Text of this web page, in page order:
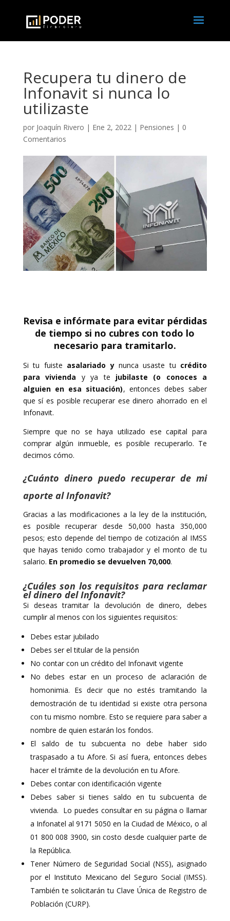
Recupera tu dinero de
Infonavit si nunca lo
utilizaste
por Joaquín Rivero | Ene 2, 2022| Pensiones | 0
Comentarios
Revisa e infórmate para evitar pérdidas
de tiempo si no cubres con todo lo
necesario para tramitarlo.
Si tu fuiste asalariado y nunca usaste tu crédito
para vivienda
y ya te
jubilaste (o conoces a
alguien en esa situación), entonces debes saber
que sí es posible recuperar ese dinero ahorrado en el
Infonavit.
Siempre que no se haya utilizado ese capital para
comprar algún inmueble, es posible recuperarlo. Te
decimos cómo.
¿Cuánto dinero puedo recuperar de mi
aporte al Infonavit?
Gracias a las modificaciones a la ley de la institución,
es posible recuperar desde 50,000 hasta 350,000
pesos; esto depende del tiempo de cotización al IMSS
que hayas tenido como trabajador y el monto de tu
salario. En promedio se devuelven 70,000.
¿Cuáles son los requisitos para reclamar
el dinero del Infonavit?
Si deseas tramitar la devolución de dinero, debes
cumplir al menos con los siguientes requisitos:
Debes estar jubilado
Debes ser el titular de la pensión
No contar con un crédito del Infonavit vigente
No debes estar en un proceso de aclaración de
homonimia. Es decir que no estés tramitando la
demostración de tu identidad si existe otra persona
con tu mismo nombre. Esto se requiere para saber a
nombre de quien estarán los fondos.
El saldo de tu subcuenta no debe haber sido
traspasado a tu Afore. Si así fuera, entonces debes
hacer el trámite de la devolución en tu Afore.
Debes contar con identificación vigente
Debes saber si tienes saldo en tu subcuenta de
vivienda. Lo puedes consultar en su página o llamar
a Infonatel al 9171 5050 en la Ciudad de México, o al
01 800 008 3900, sin costo desde cualquier parte de
la República.
Tener Número de Seguridad Social (NSS), asignado
por el Instituto Mexicano del Seguro Social (IMSS).
También te solicitarán tu Clave Única de Registro de
Población (CURP).